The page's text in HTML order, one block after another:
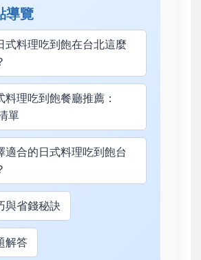
導覽
式料理吃到飽在台北這麼
料理吃到飽餐廳推薦：
單
適合的日式料理吃到飽台
與省錢秘訣
解答